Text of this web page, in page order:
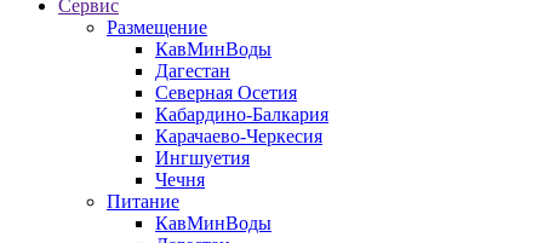
Сервис
Размещение
КавМинВоды
Дагестан
Северная Осетия
Кабардино-Балкария
Карачаево-Черкесия
Ингшуетия
Чечня
Питание
КавМинВоды